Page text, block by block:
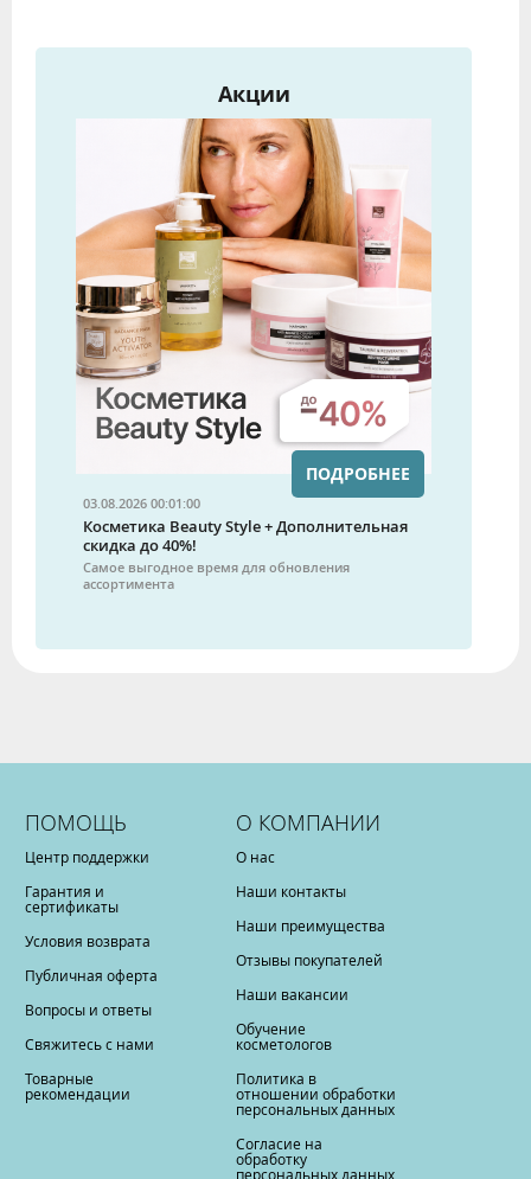
Акции
03.08.2026 00:01:00
Косметика Beauty Style + Дополнительная
скидка до 40%!
Самое выгодное время для обновления
ассортимента
ПОДРОБНЕЕ
ПОМОЩЬ
Центр поддержки
Гарантия и
сертификаты
Условия возврата
Публичная оферта
Вопросы и ответы
Свяжитесь с нами
Товарные
рекомендации
О КОМПАНИИ
О нас
Наши контакты
Наши преимущества
Отзывы покупателей
Наши вакансии
Обучение
косметологов
Политика в
отношении обработки
персональных данных
Согласие на
обработку
персональных данных